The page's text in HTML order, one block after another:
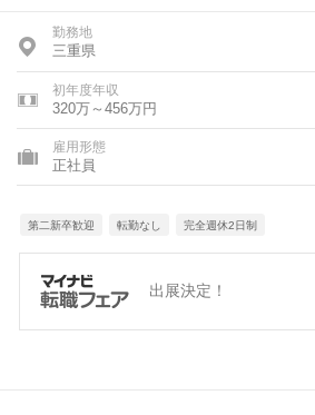
勤務地
三重県
初年度年収
320万～456万円
雇用形態
正社員
第二新卒歓迎 転勤なし 完全週休2日制
出展決定！